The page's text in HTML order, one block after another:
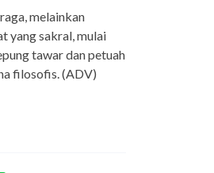
melainkan
yang sakral, mulai
tawar dan petuah
filosofis. (ADV)